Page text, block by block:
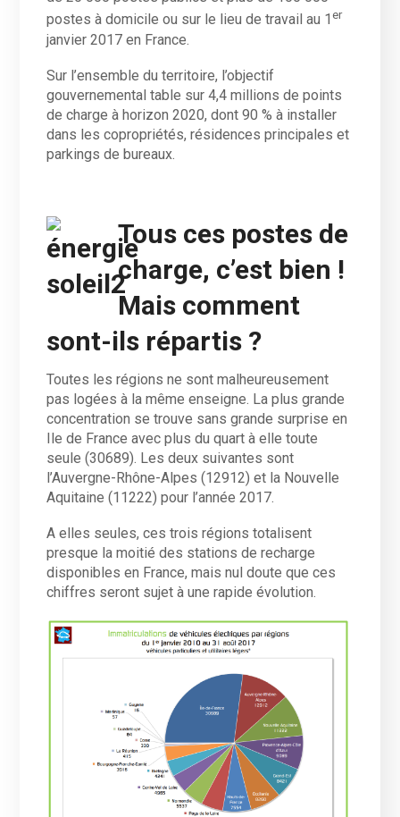
postes à domicile ou sur le lieu de travail au 1er
janvier 2017 en France.
Sur l’ensemble du territoire, l’objectif
gouvernemental table sur 4,4 millions de points
de charge à horizon 2020, dont 90 % à installer
dans les copropriétés, résidences principales et
parkings de bureaux.
Tous ces postes de
charge, c’est bien !
Mais comment
sont-ils répartis ?
Toutes les régions ne sont malheureusement
pas logées à la même enseigne. La plus grande
concentration se trouve sans grande surprise en
Ile de France avec plus du quart à elle toute
seule (30689). Les deux suivantes sont
l’Auvergne-Rhône-Alpes (12912) et la Nouvelle
Aquitaine (11222) pour l’année 2017.
A elles seules, ces trois régions totalisent
presque la moitié des stations de recharge
disponibles en France, mais nul doute que ces
chiffres seront sujet à une rapide évolution.